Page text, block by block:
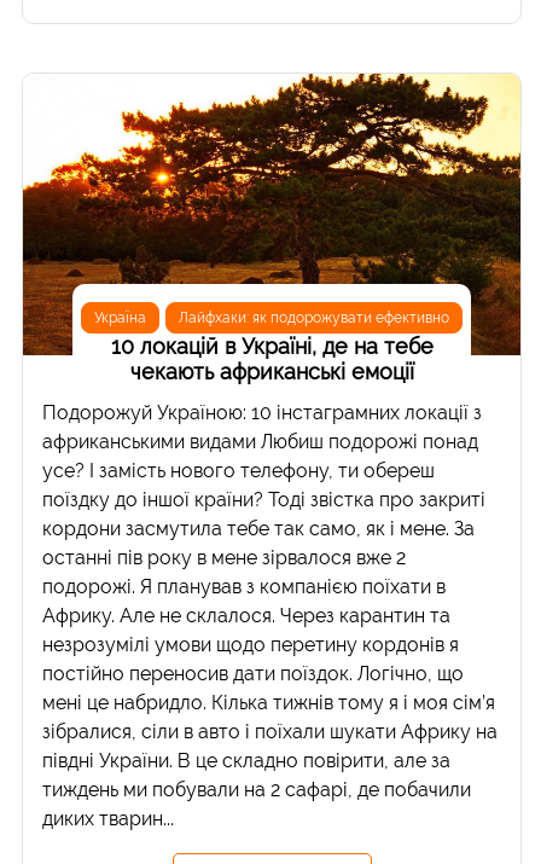
Україна Лайфхаки: як подорожувати ефективно
10 локацій в Україні, де на тебе
чекають африканські емоції
Подорожуй Україною: 10 інстаграмних локації з
африканськими видами Любиш подорожі понад
усе? І замість нового телефону, ти обереш
поїздку до іншої країни? Тоді звістка про закриті
кордони засмутила тебе так само, як і мене. За
останні пів року в мене зірвалося вже 2
подорожі. Я планував з компанією поїхати в
Африку. Але не склалося. Через карантин та
незрозумілі умови щодо перетину кордонів я
постійно переносив дати поїздок. Логічно, що
мені це набридло. Кілька тижнів тому я і моя сім’я
зібралися, сіли в авто і поїхали шукати Африку на
півдні України. В це складно повірити, але за
тиждень ми побували на 2 сафарі, де побачили
диких тварин...